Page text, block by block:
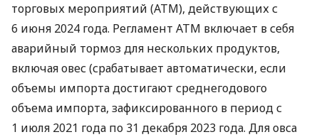
торговых мероприятий (ATМ), действующих с
6 июня 2024 года. Регламент АТМ включает в себя
аварийный тормоз для нескольких продуктов,
включая овес (срабатывает автоматически, если
объемы импорта достигают среднегодового
объема импорта, зафиксированного в период с
1 июля 2021 года по 31 декабря 2023 года. Для овса